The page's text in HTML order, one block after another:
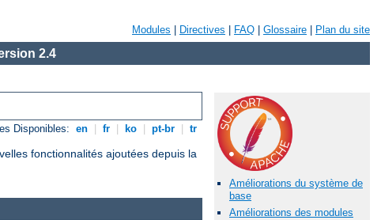
Modules Directives FAQ Glossaire Plan du site
2.4
Disponibles: en fr ko pt-br tr
fonctionnalités ajoutées depuis la
Améliorations du système de
base
Améliorations des modules